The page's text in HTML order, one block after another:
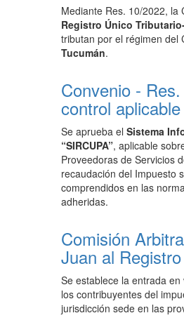
Mediante Res. 10/2022, la
Registro Único
tributan por el régimen del
Tucumán.
Convenio -
control
Se aprueba el Sistema
“SIRCUPA”, aplicable
Proveedoras de Servicios
recaudación del Impuesto
comprendidos en las
adheridas.
Comisión
Juan al
Se establece la entrada
los contribuyentes del
jurisdicción sede en las